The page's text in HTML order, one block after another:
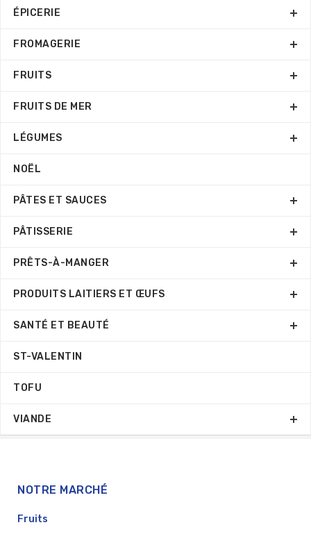
ÉPICERIE
FROMAGERIE
FRUITS
FRUITS DE MER
LÉGUMES
NOËL
PÂTES ET SAUCES
PÂTISSERIE
PRÊTS-À-MANGER
PRODUITS LAITIERS ET ŒUFS
SANTÉ ET BEAUTÉ
ST-VALENTIN
TOFU
VIANDE
NOTRE MARCHÉ
Fruits